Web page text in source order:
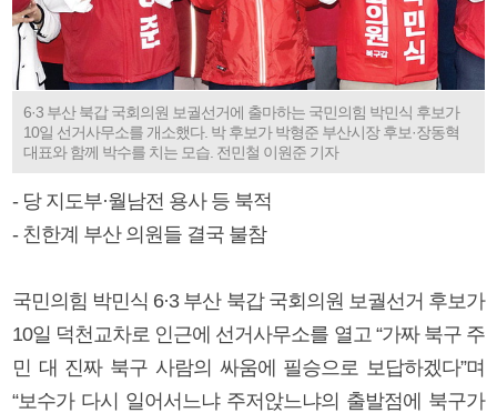
6·3 부산 북갑 국회의원 보궐선거에 출마하는 국민의힘 박민식 후보가
10일 선거사무소를 개소했다. 박 후보가 박형준 부산시장 후보·장동혁
대표와 함께 박수를 치는 모습. 전민철 이원준 기자
- 당 지도부·월남전 용사 등 북적
- 친한계 부산 의원들 결국 불참
국민의힘 박민식 6·3 부산 북갑 국회의원 보궐선거 후보가
10일 덕천교차로 인근에 선거사무소를 열고 “가짜 북구 주
민 대 진짜 북구 사람의 싸움에 필승으로 보답하겠다”며
“보수가 다시 일어서느냐 주저앉느냐의 출발점에 북구가